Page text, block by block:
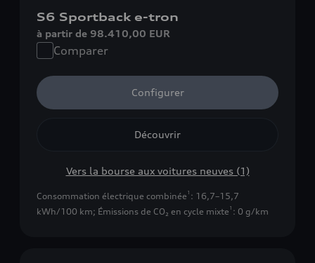
S6 Sportback e-tron
à partir de 98.410,00 EUR
Comparer
Configurer
Découvrir
Vers la bourse aux voitures neuves (1)
Consommation électrique combinée 1 : 16,7–15,7
kWh/100 km; Émissions de CO₂ en cycle mixte 1 : 0 g/km